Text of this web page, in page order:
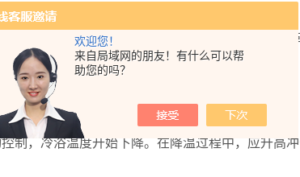
欢迎您！
来自局域网的朋友！有什么可以帮
助您的吗？
冲击力后，涂层面产生破坏的试验机是测定人造
机组的通风。
下，以浸没夹具为好。
，冷浴温度开始下降。在降温过程中，应升高冲